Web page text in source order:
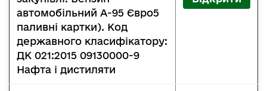
автомобільний А-95 Євро5
паливні картки). Код
державного класифікатору:
ДК 021:2015 09130000-9
Нафта і дистиляти